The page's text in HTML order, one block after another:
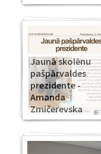
Jaunā skolēnu
pašpārvaldes
prezidente -
Amanda
Zmičerevska